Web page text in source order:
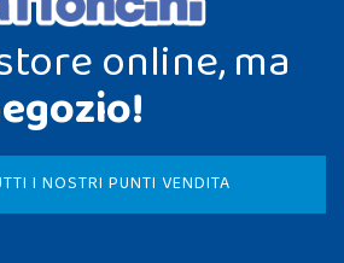
online, ma
I NOSTRI PUNTI VENDITA